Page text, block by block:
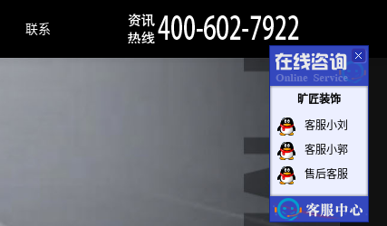
联系
旷匠装饰
客服小刘
客服小郭
售后客服